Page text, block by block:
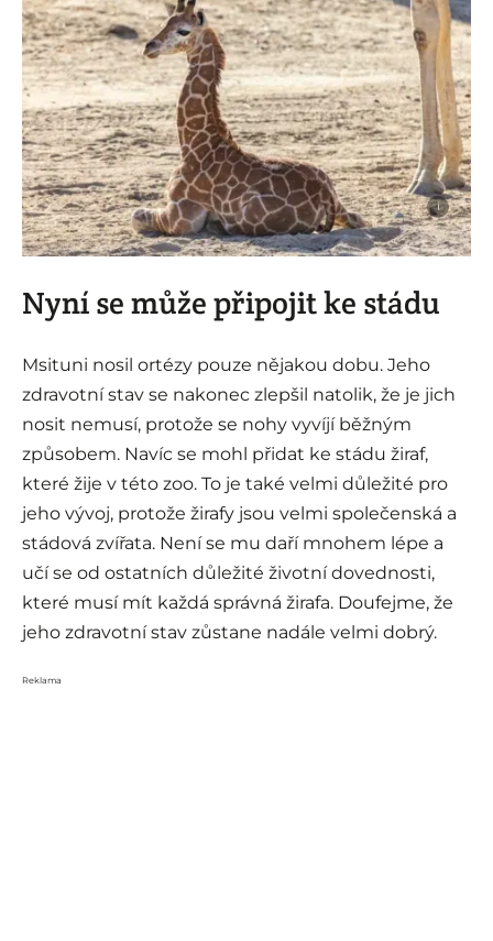
i
Nyní se může připojit ke stádu
Msituni nosil ortézy pouze nějakou dobu. Jeho
zdravotní stav se nakonec zlepšil natolik, že je jich
nosit nemusí, protože se nohy vyvíjí běžným
způsobem. Navíc se mohl přidat ke stádu žiraf,
které žije v této zoo. To je také velmi důležité pro
jeho vývoj, protože žirafy jsou velmi společenská a
stádová zvířata. Není se mu daří mnohem lépe a
učí se od ostatních důležité životní dovednosti,
které musí mít každá správná žirafa. Doufejme, že
jeho zdravotní stav zůstane nadále velmi dobrý.
Reklama